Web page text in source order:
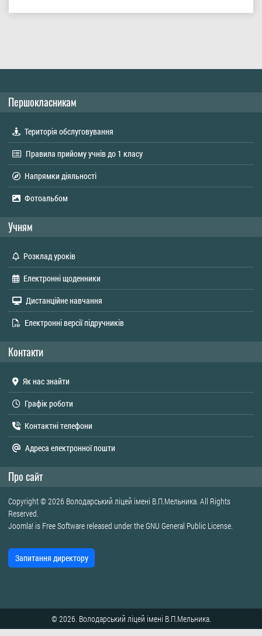
Першокласникам
Територія обслуговування
Правила прийому учнів до 1 класу
Напрямки діяльності
Фотоальбом
Учням
Розклад уроків
Електронні щоденники
Дистанційне навчання
Електронні версії підручників
Контакти
Як нас знайти
Графік роботи
Контактні телефони
Адреса електронної пошти
Про сайт
Copyright © 2026 Володарський ліцей імені В.П.Мельника. All Rights
Reserved.
Joomla! is Free Software released under theGNU General Public License.
Запитання директору
© 2026. Володарський ліцей імені В.П.Мельника.